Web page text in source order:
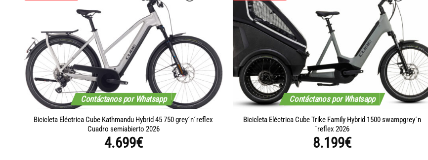
Contáctanos por Whatsapp
Bicicleta Eléctrica Cube Kathmandu Hybrid 45 750 grey´n´reflex
Cuadro semiabierto 2026
4.699€
Contáctanos por Whatsapp
Bicicleta Eléctrica Cube Trike Family Hybrid 1500 swampgrey´n
´reflex 2026
8.199€